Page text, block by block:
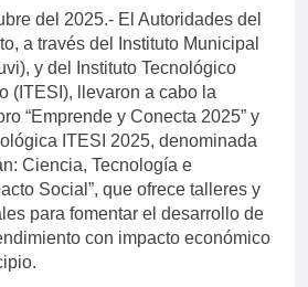
del 2025.- El Autoridades del
a través del Instituto Municipal
y del Instituto Tecnológico
(ITESI), llevaron a cabo la
“Emprende y Conecta 2025” y
ITESI 2025, denominada
Ciencia, Tecnología e
Social”, que ofrece talleres y
para fomentar el desarrollo de
con impacto económico